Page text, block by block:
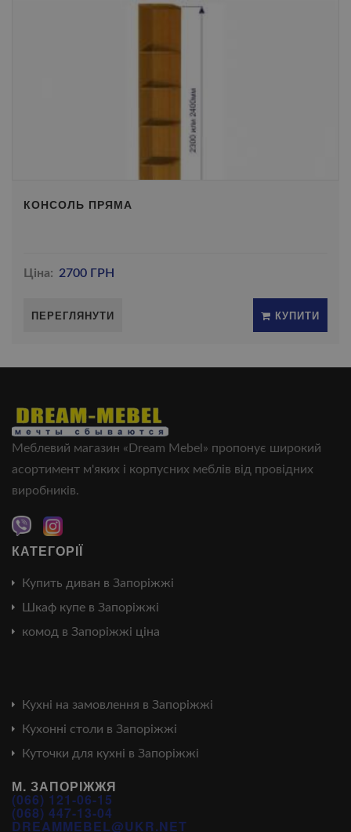
КОНСОЛЬ ПРЯМА
Ціна: 2700 ГРН
ПЕРЕГЛЯНУТИ КУПИТИ
Меблевий магазин «Dream Mebel» пропонує широкий
асортимент м'яких і корпусних меблів від провідних
виробників.
КАТЕГОРІЇ
Купить диван в Запоріжжі
Шкаф купе в Запоріжжі
комод в Запоріжжі ціна
Кухні на замовлення в Запоріжжі
Кухонні столи в Запоріжжі
Куточки для кухні в Запоріжжі
М. ЗАПОРІЖЖЯ
(066) 121-06-15
(068) 447-13-04
DREAMMEBEL@UKR.NET